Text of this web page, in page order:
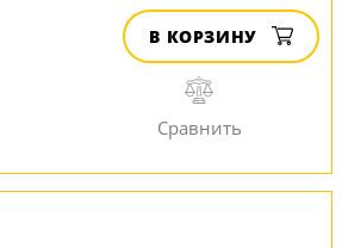
В КОРЗИНУ